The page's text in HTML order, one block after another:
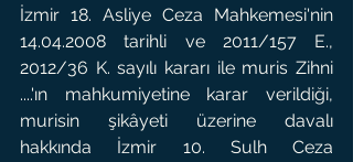
İzmir 18. Asliye Ceza Mahkemesi'nin
14.04.2008 tarihli ve 2011/157 E.,
2012/36 K. sayılı kararı ile muris Zihni
....'ın mahkumiyetine karar verildiği,
murisin şikâyeti üzerine davalı
hakkında İzmir 10. Sulh Ceza